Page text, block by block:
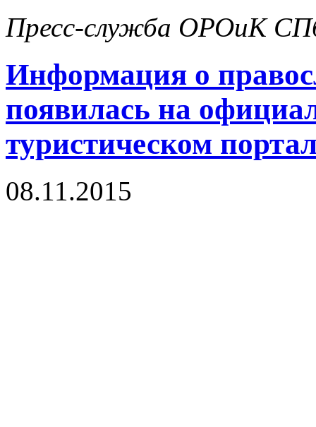
Пресс-служба ОРОиК
Информация о
появилась на
туристическом
08.11.2015